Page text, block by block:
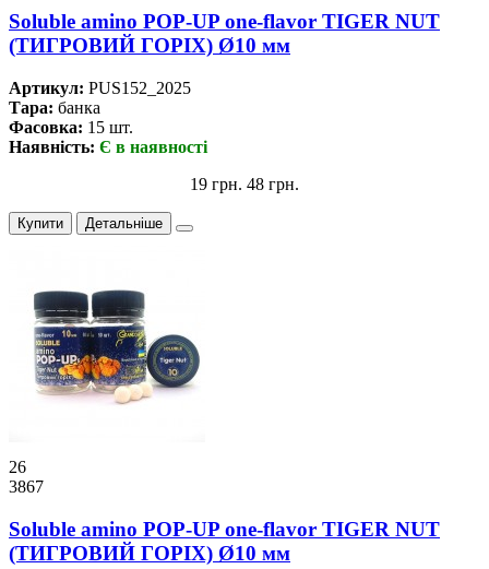
Soluble amino POP-UP one-flavor TIGER NUT
(ТИГРОВИЙ ГОРІХ) Ø10 мм
Артикул: PUS152_2025
Тара: банка
Фасовка: 15 шт.
Наявність: Є в наявності
19 грн. 48 грн.
Купити Детальніше
26
3867
Soluble amino POP-UP one-flavor TIGER NUT
(ТИГРОВИЙ ГОРІХ) Ø10 мм